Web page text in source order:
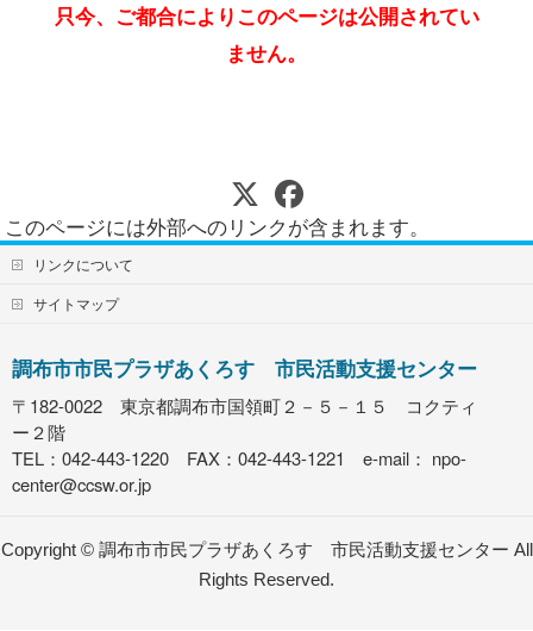
只今、ご都合によりこのページは公開されてい
ません。
このページには外部へのリンクが含まれます。
リンクについて
サイトマップ
調布市市民プラザあくろす 市民活動支援センター
〒182-0022 東京都調布市国領町２－５－１５ コクティ
ー２階
TEL：042-443-1220 FAX：042-443-1221 e-mail： npo-
center@ccsw.or.jp
Copyright © 調布市市民プラザあくろす 市民活動支援センター All
Rights Reserved.